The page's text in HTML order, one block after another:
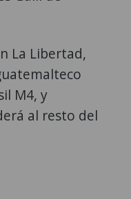
La Libertad,
M4, y
al resto del